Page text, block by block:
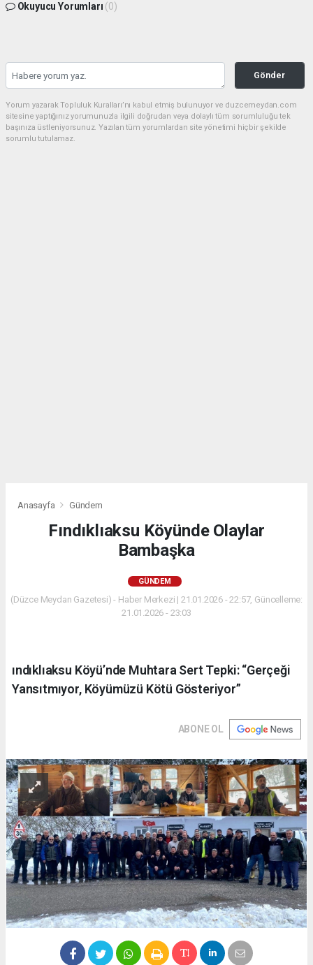
Okuyucu Yorumları (0)
Gönder
Yorum yazarak Topluluk Kuralları’nı kabul etmiş bulunuyor ve duzcemeydan.com
sitesine yaptığınız yorumunuzla ilgili doğrudan veya dolaylı tüm sorumluluğu tek
başınıza üstleniyorsunuz. Yazılan tüm yorumlardan site yönetimi hiçbir şekilde
sorumlu tutulamaz.
Anasayfa Gündem
Fındıklıaksu Köyünde Olaylar
Bambaşka
GÜNDEM
(Düzce Meydan Gazetesi) - Haber Merkezi | 21.01.2026 - 22:57, Güncelleme:
21.01.2026 - 23:03
ındıklıaksu Köyü’nde Muhtara Sert Tepki: “Gerçeği
Yansıtmıyor, Köyümüzü Kötü Gösteriyor”
ABONE OL